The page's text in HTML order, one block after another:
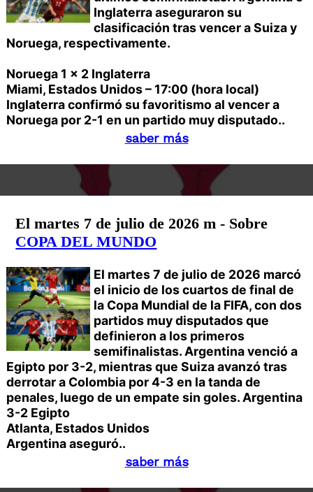
Inglaterra aseguraron su
clasificación tras vencer a Suiza y
Noruega, respectivamente.
Noruega 1 x 2 Inglaterra
Miami, Estados Unidos – 17:00 (hora local)
Inglaterra confirmó su favoritismo al vencer a
Noruega por 2-1 en un partido muy disputado..
saber más
El martes 7 de julio de 2026 m - Sobre
COPA DEL MUNDO
El martes 7 de julio de 2026 marcó
el inicio de los cuartos de final de
la Copa Mundial de la FIFA, con dos
partidos muy disputados que
definieron a los primeros
semifinalistas. Argentina venció a
Egipto por 3-2, mientras que Suiza avanzó tras
derrotar a Colombia por 4-3 en la tanda de
penales, luego de un empate sin goles. Argentina
3-2 Egipto
Atlanta, Estados Unidos
Argentina aseguró..
saber más